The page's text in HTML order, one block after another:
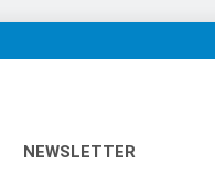
NEWSLETTER